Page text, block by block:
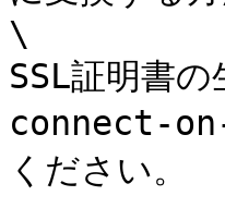
\
SSL証明書
connect-
ください。